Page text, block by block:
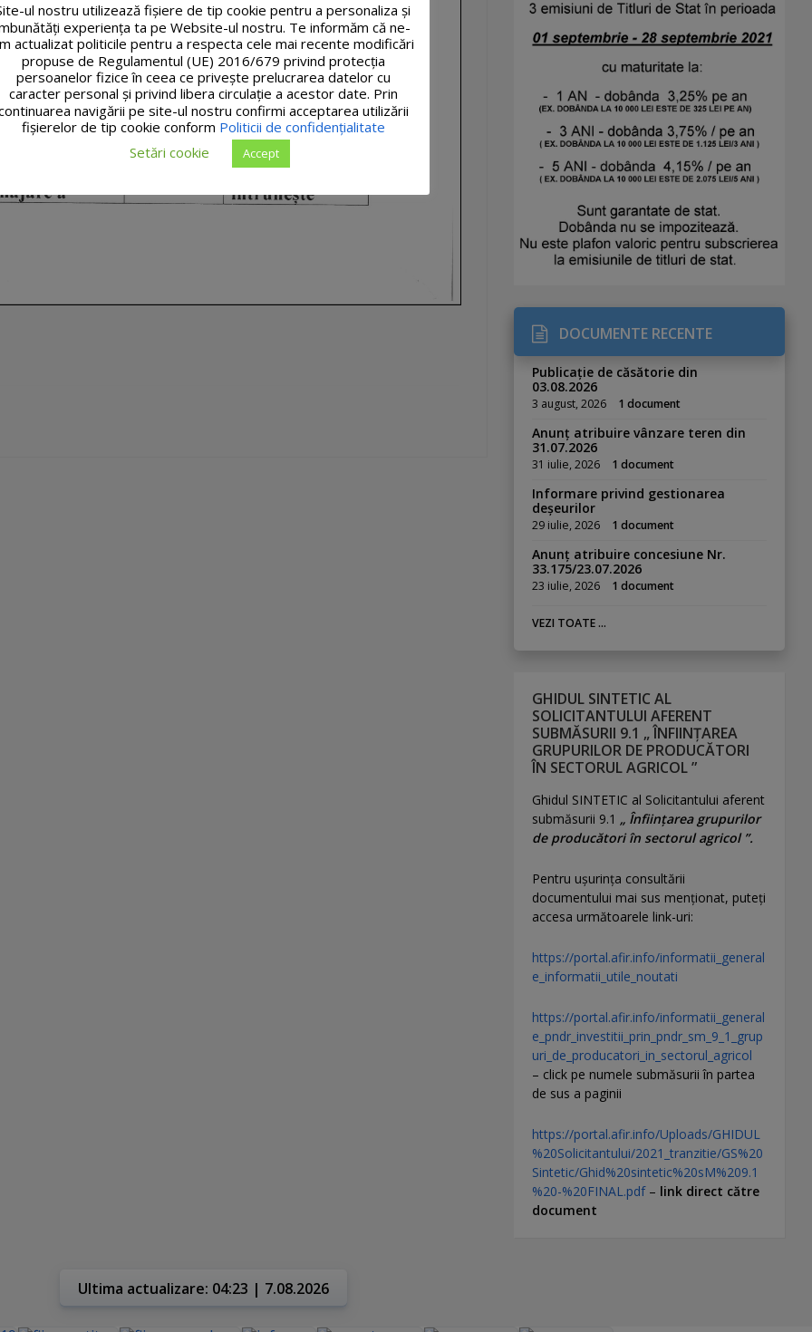
DOCUMENTE RECENTE
Publicație de căsătorie din
03.08.2026
3 august, 2026 1 document
Anunț atribuire vânzare teren din
31.07.2026
31 iulie, 2026 1 document
Informare privind gestionarea
deșeurilor
29 iulie, 2026 1 document
Anunț atribuire concesiune Nr.
33.175/23.07.2026
23 iulie, 2026 1 document
VEZI TOATE ...
GHIDUL SINTETIC AL
SOLICITANTULUI AFERENT
SUBMĂSURII 9.1 „ ÎNFIINȚAREA
GRUPURILOR DE PRODUCĂTORI
ÎN SECTORUL AGRICOL ”
Ghidul SINTETIC al Solicitantului aferent
submăsurii 9.1 „ Înființarea grupurilor
de producători în sectorul agricol ”.
Pentru uşurinţa consultării
documentului mai sus menţionat, puteţi
accesa următoarele link-uri:
https://portal.afir.info/informatii_general
e_informatii_utile_noutati
https://portal.afir.info/informatii_general
e_pndr_investitii_prin_pndr_sm_9_1_grup
uri_de_producatori_in_sectorul_agricol
– click pe numele submăsurii în partea
de sus a paginii
https://portal.afir.info/Uploads/GHIDUL
%20Solicitantului/2021_tranzitie/GS%20
Sintetic/Ghid%20sintetic%20sM%209.1
%20-%20FINAL.pdf– link direct către
document
Ultima actualizare: 04:23 | 7.08.2026
ul nostru utilizează fişiere de tip cookie pentru a personaliza și
experiența ta pe Website-ul nostru. Te informăm că ne-
actualizat politicile pentru a respecta cele mai recente modificări
propuse de Regulamentul (UE) 2016/679 privind protecția
persoanelor fizice în ceea ce privește prelucrarea datelor cu
caracter personal și privind libera circulație a acestor date. Prin
navigării pe site-ul nostru confirmi acceptarea utilizării
fişierelor de tip cookie conform Politicii de confidențialitate
Setări cookie
Accept